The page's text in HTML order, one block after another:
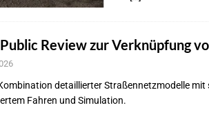
Review zur Verknüpfung
detaillierter Straßennetzmodelle
Fahren und Simulation.